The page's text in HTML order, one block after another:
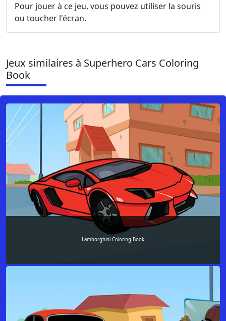
Pour jouer à ce jeu, vous pouvez utiliser la souris
ou toucher l'écran.
Jeux similaires à Superhero Cars Coloring
Book
Lamborghini Coloring Book